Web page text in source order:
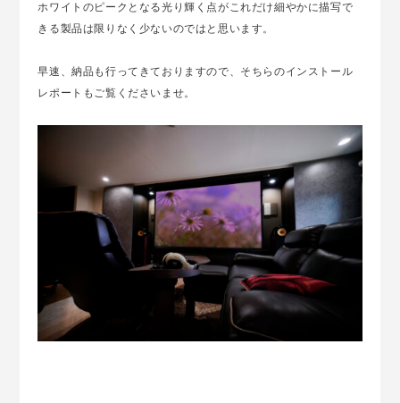
ホワイトのピークとなる光り輝く点がこれだけ細やかに描写で
きる製品は限りなく少ないのではと思います。
早速、納品も行ってきておりますので、そちらのインストール
レポートもご覧くださいませ。